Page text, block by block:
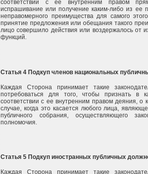
соответствии с ее внутренним правом
испрашивание или получение каким-либо из ее
неправомерного преимущества для самого
принятие предложения или обещания такого
лицо совершило действия или воздержалось от
функций.
Статья 4 Подкуп членов национальных
Каждая Сторона принимает такие
потребоваться для того, чтобы признать в
соответствии с ее внутренним правом деяния, о
случае, когда это касается любого лица,
публичного собрания, осуществляющего
полномочия.
Статья 5 Подкуп иностранных публичных
Каждая Сторона принимает такие